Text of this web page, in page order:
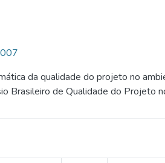
da qualidade do projeto no
Brasileiro de Qualidade do Projeto